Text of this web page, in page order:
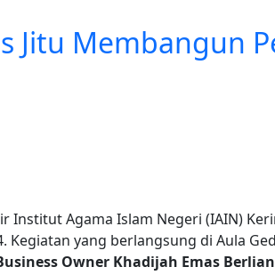
IAIN Kerinci Jadi Pembicara
Jitu Membangun
Institut Agama Islam Negeri (IAIN)
yang berlangsung di Aula
Owner Khadijah Emas